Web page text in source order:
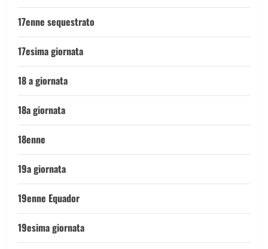
17enne sequestrato
17esima giornata
18 a giornata
18a giornata
18enne
19a giornata
19enne Equador
19esima giornata